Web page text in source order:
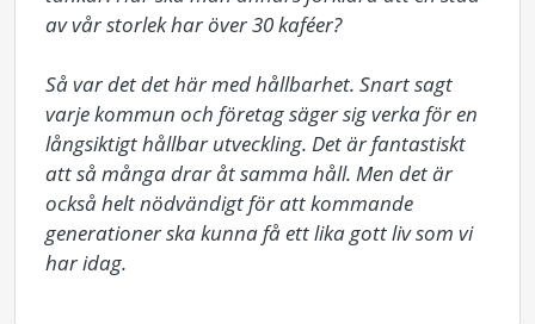
av vår storlek har över 30 kaféer?
Så var det det här med hållbarhet. Snart sagt
varje kommun och företag säger sig verka för en
långsiktigt hållbar utveckling. Det är fantastiskt
att så många drar åt samma håll. Men det är
också helt nödvändigt för att kommande
generationer ska kunna få ett lika gott liv som vi
har idag.